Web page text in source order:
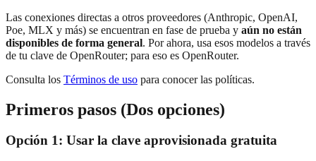
Las conexiones directas a otros proveedores (Anthropic, OpenAI,
Poe, MLX y más) se encuentran en fase de prueba y aún no están
disponibles de forma general. Por ahora, usa esos modelos a través
de tu clave de OpenRouter; para eso es OpenRouter.
Consulta los Términos de uso para conocer las políticas.
Primeros pasos (Dos opciones)
Opción 1: Usar la clave aprovisionada gratuita